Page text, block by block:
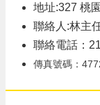
地址:327 桃
聯絡人:林主
聯絡電話：
傳真號碼：